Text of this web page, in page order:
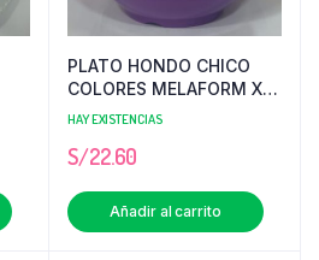
PLATO HONDO CHICO
COLORES MELAFORM X
12 UNID
HAY EXISTENCIAS
S/22.60
Añadir al carrito